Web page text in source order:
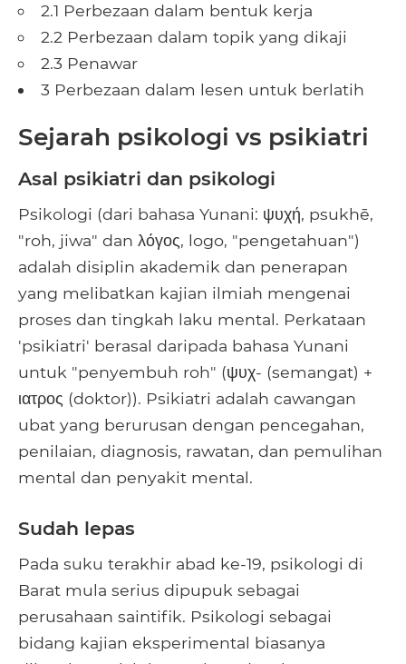
2.1 Perbezaan dalam bentuk kerja
2.2 Perbezaan dalam topik yang dikaji
2.3 Penawar
3 Perbezaan dalam lesen untuk berlatih
Sejarah psikologi vs psikiatri
Asal psikiatri dan psikologi
Psikologi (dari bahasa Yunani: ψυχή, psukhē, ​​
"roh, jiwa" dan λόγος, logo, "pengetahuan")
adalah disiplin akademik dan penerapan
yang melibatkan kajian ilmiah mengenai
proses dan tingkah laku mental. Perkataan
'psikiatri' berasal daripada bahasa Yunani
untuk "penyembuh roh" (ψυχ- (semangat) +
ιατρος (doktor)). Psikiatri adalah cawangan
ubat yang berurusan dengan pencegahan,
penilaian, diagnosis, rawatan, dan pemulihan
mental dan penyakit mental.
Sudah lepas
Pada suku terakhir abad ke-19, psikologi di
Barat mula serius dipupuk sebagai
perusahaan saintifik. Psikologi sebagai
bidang kajian eksperimental biasanya